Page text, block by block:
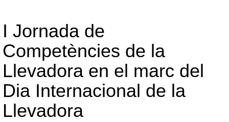
I Jornada de
Competències de la
Llevadora en el marc del
Dia Internacional de la
Llevadora